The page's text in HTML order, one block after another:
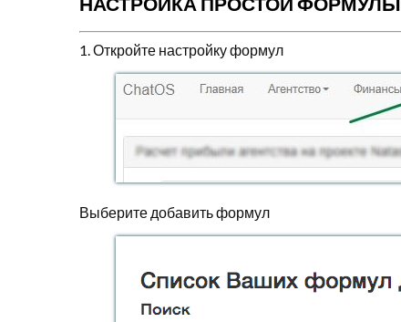
1. Откройте настройку формул
Выберите добавить формул